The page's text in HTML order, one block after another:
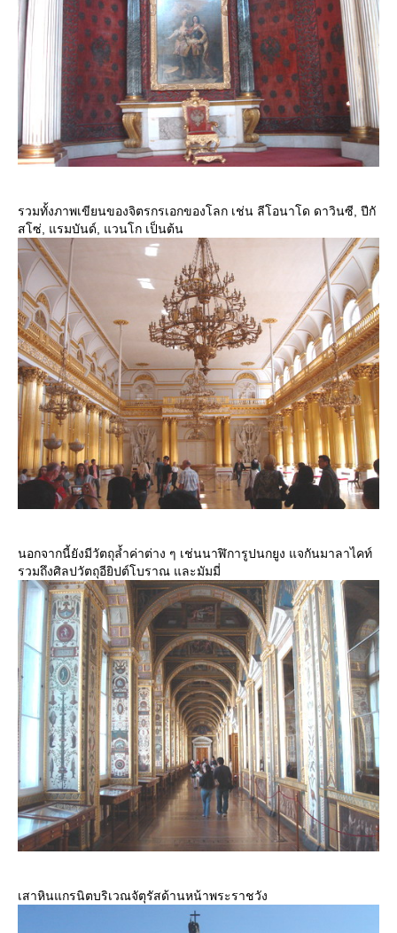
รวมทั้งภาพเขียนของจิตรกรเอกของโลก เช่น ลีโอนาโด ดาวินซี, ปีกั
สโซ่, แรมบันด์, แวนโก เป็นต้น
นอกจากนี้ยังมีวัตถุล้ำค่าต่าง ๆ เช่นนาฬิการูปนกยูง แจกันมาลาไคท์
รวมถึงศิลปวัตถุอียิปต์โบราณ และมัมมี่
เสาหินแกรนิตบริเวณจัตุรัสด้านหน้าพระราชวัง